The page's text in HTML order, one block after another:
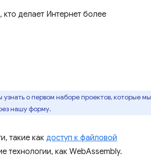
делает Интернет более
узнать о первом наборе проектов, которые мы
нашу форму.
такие какдоступ к файловой
технологии, как WebAssembly.